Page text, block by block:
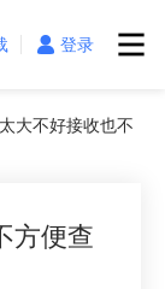
登录
大不好接收也不
方便查